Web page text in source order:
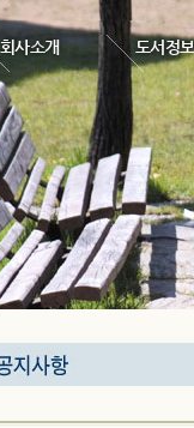
회사소개 도서정보